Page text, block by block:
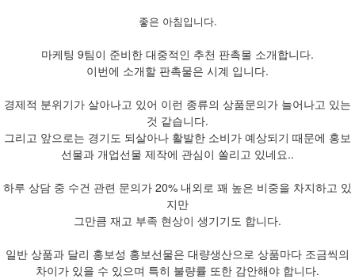
좋은 아침입니다.
마케팅 9팀이 준비한 대중적인 추천 판촉물 소개합니다.
이번에 소개할 판촉물은 시계 입니다.
경제적 분위기가 살아나고 있어 이런 종류의 상품문의가 늘어나고 있는
것 같습니다.
그리고 앞으로는 경기도 되살아나 활발한 소비가 예상되기 때문에 홍보
선물과 개업선물 제작에 관심이 쏠리고 있네요..
하루 상담 중 수건 관련 문의가 20% 내외로 꽤 높은 비중을 차지하고 있
지만
그만큼 재고 부족 현상이 생기기도 합니다.
일반 상품과 달리 홍보성 홍보선물은 대량생산으로 상품마다 조금씩의
차이가 있을 수 있으며 특히 불량률 또한 감안해야 합니다.